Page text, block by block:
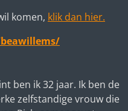
komen, klik dan hier.
ben ik 32 jaar. Ik ben de
zelfstandige vrouw die